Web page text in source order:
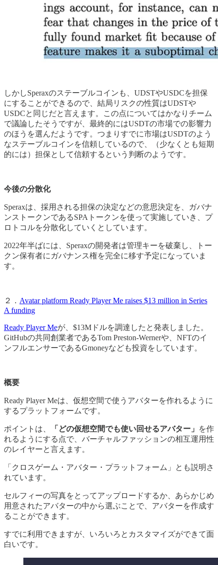
しかしSperaxのステーブルコインも、UDSTやUSDCを担保
にすることができるので、結局リスクの性質はUDSTや
USDCと同じだと言えます。この点についてはかなりチーム
で議論したそうですが、最終的にはUSDTの市場での影響力
のほうを選んだようです。つまりすでに市場はUSDTのよう
なステーブルコインを信頼しているので、（少なくとも短期
的には）担保として信頼するという判断のようです。
今後の分散化
Speraxは、採用される担保の決定などの意思決定を、ガバナ
ンストークンであるSPAトークンを使って実施していき、プ
ロトコルを分散化していくとしています。
2022年半ばには、Speraxの開発者は管理キーを破棄し、トー
クン保有者にガバナンス権を完全に移す予定になっていま
す。
２． Avatar platform Ready Player Me raises $13 million in Series
A funding
Ready Player Meが、$13Mドルを調達したと発表しました。
GitHubの共同創業者であるTom Preston-Wernerや、NFTのイ
ンフルエンサーであるGmoneyなども投資をしています。
概要
Ready Player Meは、仮想空間で使うアバターを作れるように
するプラットフォームです。
ポイントは、 「どの仮想空間でも使い回せるアバター」
を作
れるようにする点で、バーチャルファッションの相互運用性
のレイヤーと言えます。
「クロスゲーム・アバター・プラットフォーム」とも説明さ
れています。
セルフィーの写真をとってアップロードするか、あらかじめ
用意されたアバターの中から選ぶことで、アバターを作成す
ることができます。
すでに利用できますが、いろいろとカスタマイズができて面
白いです。